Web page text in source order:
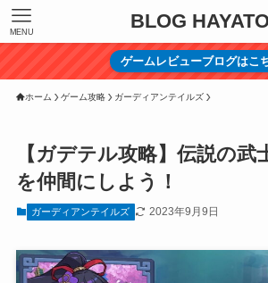
BLOG
MENU
ゲームレビューブログはこ
ホーム ゲーム攻略 ガーディアンテイルズ
【ガデテル攻略】伝説の武
を仲間にしよう！
ガーディアンテイルズ 2023年9月9日